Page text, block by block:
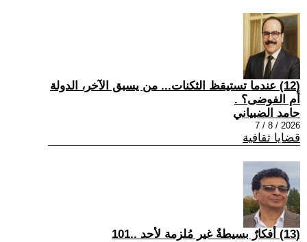
(12) عندما تستيقظ الثكنات... من يسبق الآخر، الدولة
أم الفوضى؟ .
حامد الضبياني
2026 / 8 / 7
قضايا ثقافية
(13) أفكارٌ بسيطةٌ غير مُلزمة لأحد ..101